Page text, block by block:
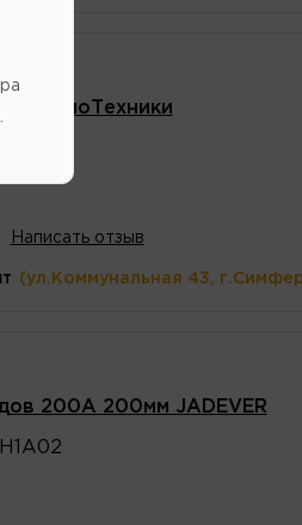
8 ДелоТехники
Написать отзыв
(ул.Коммунальная 43,
200А 200мм JADEVER